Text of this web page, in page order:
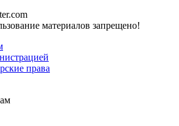
материалов запрещено!
права